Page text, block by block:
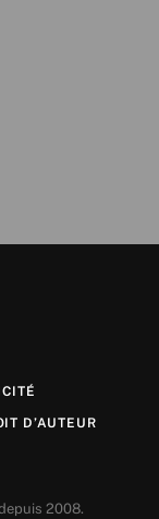
D’AUTEUR
2008.